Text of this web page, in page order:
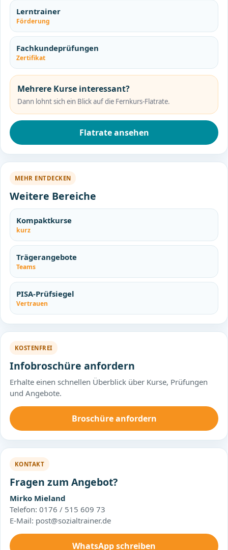
Lerntrainer
Förderung
Fachkundeprüfungen
Zertifikat
Mehrere Kurse interessant?
Dann lohnt sich ein Blick auf die Fernkurs-Flatrate.
Flatrate ansehen
MEHR ENTDECKEN
Weitere Bereiche
Kompaktkurse
kurz
Trägerangebote
Teams
PISA-Prüfsiegel
Vertrauen
KOSTENFREI
Infobroschüre anfordern
Erhalte einen schnellen Überblick über Kurse, Prüfungen
und Angebote.
Broschüre anfordern
KONTAKT
Fragen zum Angebot?
Mirko Mieland
Telefon: 0176 / 515 609 73
E-Mail: post@sozialtrainer.de
WhatsApp schreiben